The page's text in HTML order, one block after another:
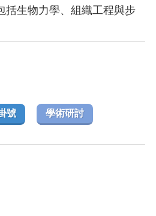
括生物力學、組織工程與步
號 學術研討